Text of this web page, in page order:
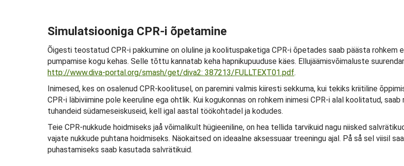
Simulatsiooniga CPR-i õpetamine
Õigesti teostatud CPR-i pakkumine on oluline ja koolituspaketiga CPR-i õpetades saab päästa rohkem
pumpamise kogu kehas. Selle tõttu kannatab keha hapnikupuuduse käes. Ellujäämisvõimaluste
http://www.diva-portal.org/smash/get/diva2: 387213/FULLTEXT01.pdf.
Inimesed, kes on osalenud CPR-koolitusel, on paremini valmis kiiresti sekkuma, kui tekiks kriitiline
CPR-i läbiviimine pole keeruline ega ohtlik. Kui kogukonnas on rohkem inimesi CPR-i alal koolitatud,
tuhandeid südameseiskuseid, kell igal aastal töökohtadel ja kodudes.
Teie CPR-nukkude hoidmiseks jaå võimalikult hügieeniline, on hea tellida tarvikuid nagu niisked
vajate nukkude puhtana hoidmiseks. Näokaitsed on ideaalne aksessuaar treeningu ajal. På så sel viisil
puhastamiseks saab kasutada salvrätikuid.